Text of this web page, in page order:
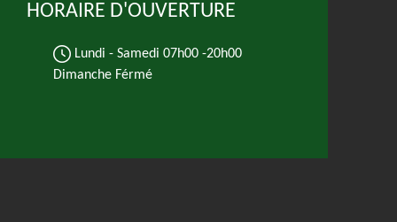
HORAIRE D'OUVERTURE
Lundi - Samedi 07h00 -20h00
Dimanche Férmé